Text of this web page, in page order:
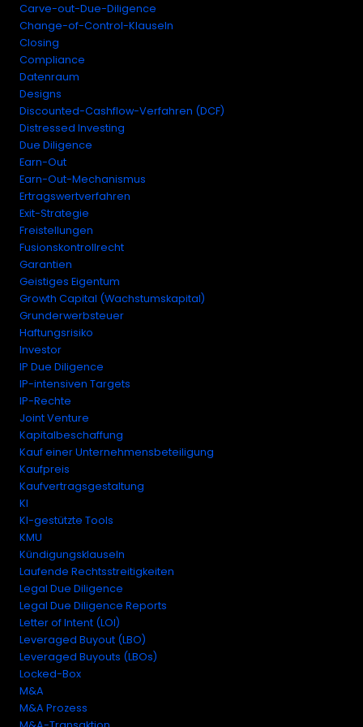
Carve-out-Due-Diligence
Change-of-Control-Klauseln
Closing
Compliance
Datenraum
Designs
Discounted-Cashflow-Verfahren (DCF)
Distressed Investing
Due Diligence
Earn-Out
Earn-Out-Mechanismus
Ertragswertverfahren
Exit-Strategie
Freistellungen
Fusionskontrollrecht
Garantien
Geistiges Eigentum
Growth Capital (Wachstumskapital)
Grunderwerbsteuer
Haftungsrisiko
Investor
IP Due Diligence
IP-intensiven Targets
IP-Rechte
Joint Venture
Kapitalbeschaffung
Kauf einer Unternehmensbeteiligung
Kaufpreis
Kaufvertragsgestaltung
KI
KI-gestützte Tools
KMU
Kündigungsklauseln
Laufende Rechtsstreitigkeiten
Legal Due Diligence
Legal Due Diligence Reports
Letter of Intent (LOI)
Leveraged Buyout (LBO)
Leveraged Buyouts (LBOs)
Locked-Box
M&A
M&A Prozess